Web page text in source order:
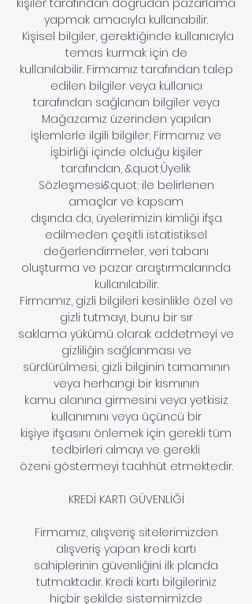
yapmak amacıyla kullanabilir.
Kişisel bilgiler, gerektiğinde kullanıcıyla
temas kurmak için de
kullanılabilir. Firmamız tarafından talep
edilen bilgiler veya kullanıcı
tarafından sağlanan bilgiler veya
Mağazamız üzerinden yapılan
işlemlerle ilgili bilgiler; Firmamız ve
işbirliği içinde olduğu kişiler
tarafından, &quot;Üyelik
Sözleşmesi&quot; ile belirlenen
amaçlar ve kapsam
dışında da, üyelerimizin kimliği ifşa
edilmeden çeşitli istatistiksel
değerlendirmeler, veri tabanı
oluşturma ve pazar araştırmalarında
kullanılabilir.
Firmamız, gizli bilgileri kesinlikle özel ve
gizli tutmayı, bunu bir sır
saklama yükümü olarak addetmeyi ve
gizliliğin sağlanması ve
sürdürülmesi, gizli bilginin tamamının
veya herhangi bir kısmının
kamu alanına girmesini veya yetkisiz
kullanımını veya üçüncü bir
kişiye ifşasını önlemek için gerekli tüm
tedbirleri almayı ve gerekli
özeni göstermeyi taahhüt etmektedir.
KREDİ KARTI GÜVENLİĞİ
Firmamız, alışveriş sitelerimizden
alışveriş yapan kredi kartı
sahiplerinin güvenliğini ilk planda
tutmaktadır. Kredi kartı bilgileriniz
hiçbir şekilde sistemimizde